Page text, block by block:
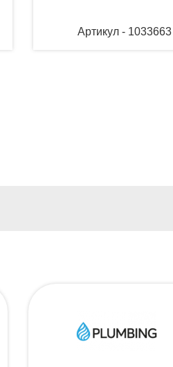
Артикул - 1033663